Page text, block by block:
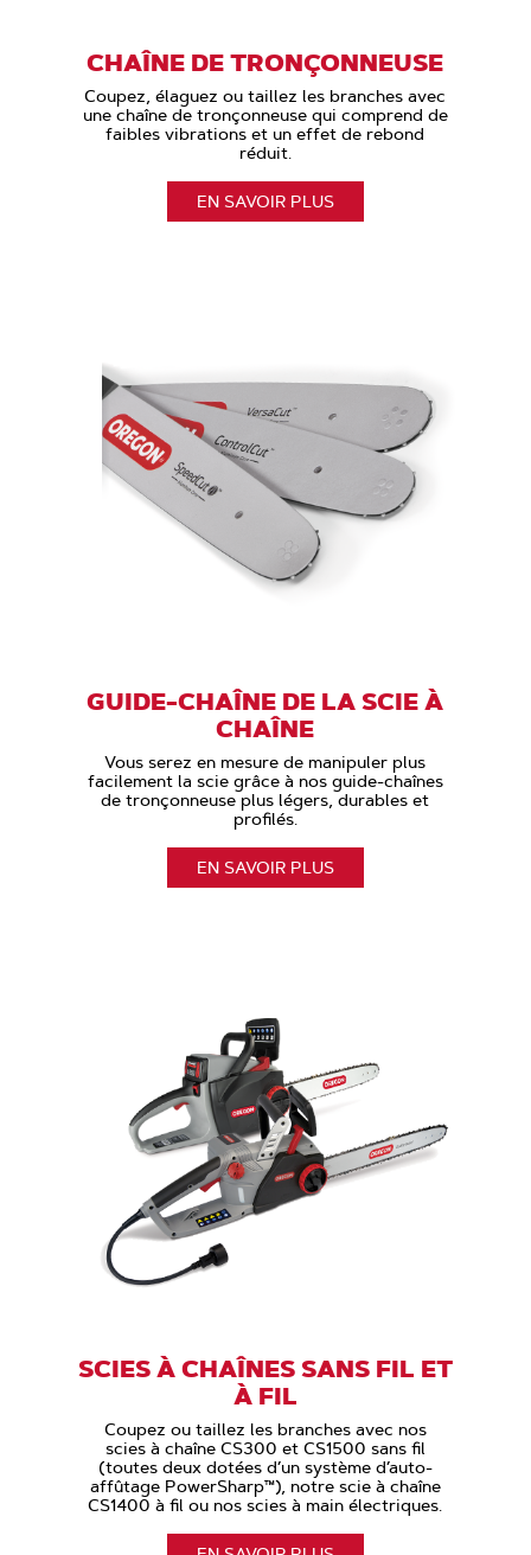
CHAÎNE DE TRONÇONNEUSE
Coupez, élaguez ou taillez les branches avec
une chaîne de tronçonneuse qui comprend de
faibles vibrations et un effet de rebond
réduit.
EN SAVOIR PLUS
GUIDE-CHAÎNE DE LA SCIE À
CHAÎNE
Vous serez en mesure de manipuler plus
facilement la scie grâce à nos guide-chaînes
de tronçonneuse plus légers, durables et
profilés.
EN SAVOIR PLUS
SCIES À CHAÎNES SANS FIL ET
À FIL
Coupez ou taillez les branches avec nos
scies à chaîne CS300 et CS1500 sans fil
(toutes deux dotées d’un système d’auto-
affûtage PowerSharp™), notre scie à chaîne
CS1400 à fil ou nos scies à main électriques.